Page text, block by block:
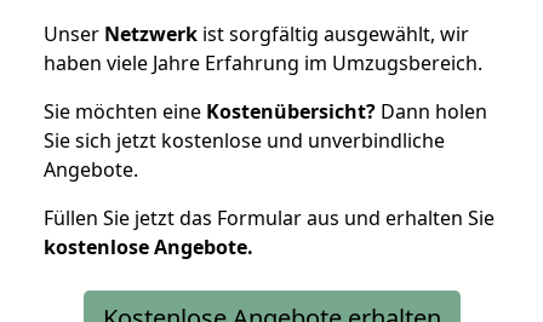
Unser Netzwerk ist sorgfältig ausgewählt, wir
haben viele Jahre Erfahrung im Umzugsbereich.
Sie möchten eine Kostenübersicht? Dann holen
Sie sich jetzt kostenlose und unverbindliche
Angebote.
Füllen Sie jetzt das Formular aus und erhalten Sie
kostenloseAngebote.